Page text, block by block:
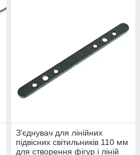
З'єднувач для лінійних
підвісних світильників 110 мм
для створення фігур і ліній